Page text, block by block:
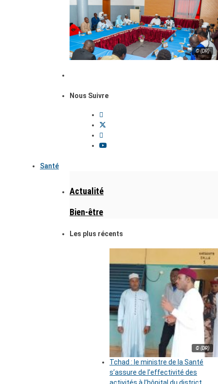
© (DR)
Nous Suivre
Santé
Actualité
Bien-être
Les plus récents
© (DR)
Tchad : le ministre de la Santé
s’assure de l’effectivité des
activités à l’hôpital du district